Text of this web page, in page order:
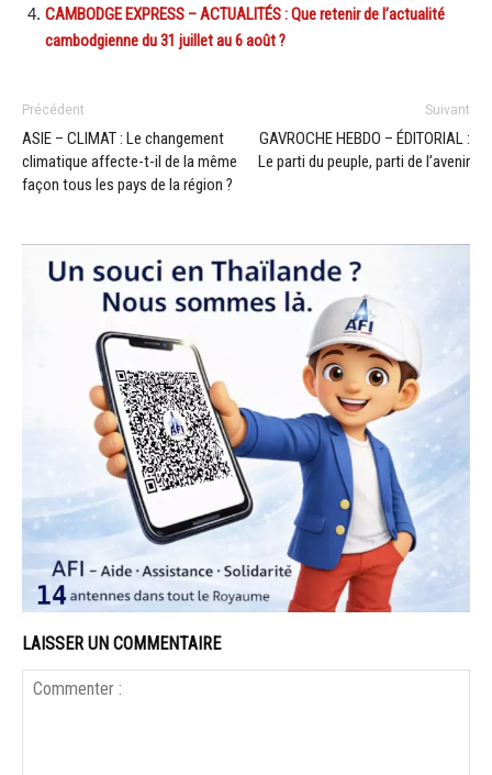
CAMBODGE EXPRESS – ACTUALITÉS : Que retenir de l’actualité
cambodgienne du 31 juillet au 6 août ?
Précédent
ASIE – CLIMAT : Le changement
climatique affecte-t-il de la même
façon tous les pays de la région ?
Suivant
GAVROCHE HEBDO – ÉDITORIAL :
Le parti du peuple, parti de l’avenir
LAISSER UN COMMENTAIRE